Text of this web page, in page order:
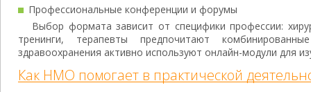
Профессиональные конференции и форумы
Выбор формата зависит от специфики профессии:
тренинги, терапевты предпочитают
здравоохранения активно используют онлайн-модули для
Как НМО помогает в практической